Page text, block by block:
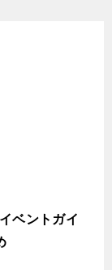
ベントガイ